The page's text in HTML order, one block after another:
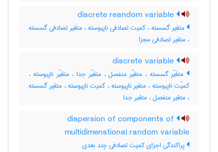
متغیر گسسته ، کمیت تصادفی ناپیوسته ، متغیر تصادفی گسسته
، متغیر تصادفی مجزا
متغیّر گسسته ، متغیّر منفصل ، متغیّر جدا ، متغیّر ناپیوسته ،
کمیّت ناپیوسته ، متغیر ناپیوسته ، کمیت ناپیوسته ، متغیر گسسته
، متغیر منفصل ، متغیر جدا
dispersion of components of
multidimenstional random variable
پراکندگی اجزای کمیت تصادفی چند بعدی